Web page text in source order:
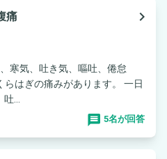
痛
navigate_next
寒気、吐き気、嘔吐、倦怠
はぎの痛みがあります。 一日
...
5名が回答